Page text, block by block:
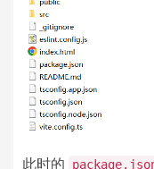
此时的